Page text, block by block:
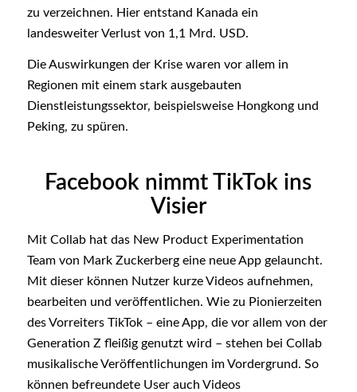
zu verzeichnen. Hier entstand Kanada ein
landesweiter Verlust von 1,1 Mrd. USD.
Die Auswirkungen der Krise waren vor allem in
Regionen mit einem stark ausgebauten
Dienstleistungssektor, beispielsweise Hongkong und
Peking, zu spüren.
Facebook nimmt TikTok ins
Visier
Mit Collab hat das New Product Experimentation
Team von Mark Zuckerberg eine neue App gelauncht.
Mit dieser können Nutzer kurze Videos aufnehmen,
bearbeiten und veröffentlichen. Wie zu Pionierzeiten
des Vorreiters TikTok – eine App, die vor allem von der
Generation Z fleißig genutzt wird – stehen bei Collab
musikalische Veröffentlichungen im Vordergrund. So
können befreundete User auch Videos